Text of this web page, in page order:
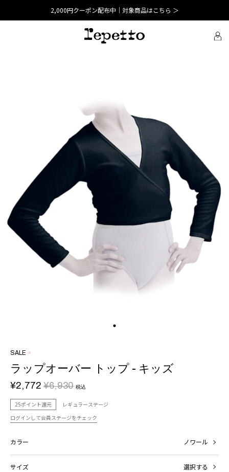
2,000円クーポン配布中｜対象商品はこちら ＞
SALE
ラップオーバー トップ - キッズ
¥2,772 ¥6,930 税込
25ポイント還元
レギュラーステージ
ログインして会員ステージをチェック
カラー ノワール
サイズ 選択する